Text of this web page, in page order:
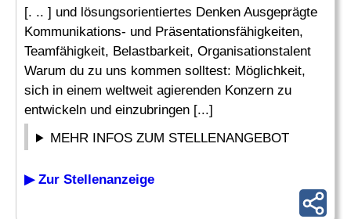
[. .. ] und lösungsorientiertes Denken Ausgeprägte
Kommunikations- und Präsentationsfähigkeiten,
Teamfähigkeit, Belastbarkeit, Organisationstalent
Warum du zu uns kommen solltest: Möglichkeit,
sich in einem weltweit agierenden Konzern zu
entwickeln und einzubringen [...]
MEHR INFOS ZUM STELLENANGEBOT
▶ Zur Stellenanzeige